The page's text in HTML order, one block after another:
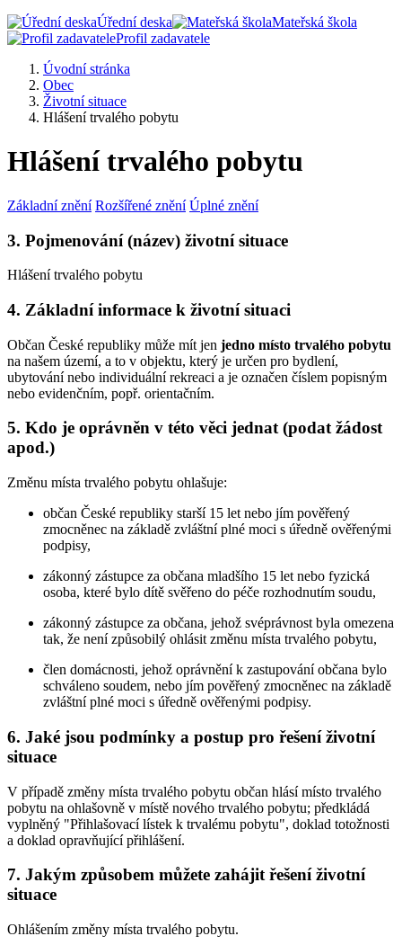
Úřední deska
Mateřská škola
Profil zadavatele
Úvodní stránka
Obec
Životní situace
Hlášení trvalého pobytu
Hlášení trvalého pobytu
Základní znění Rozšířené znění Úplné znění
3. Pojmenování (název) životní situace
Hlášení trvalého pobytu
4. Základní informace k životní situaci
Občan České republiky může mít jen jedno místo trvalého pobytu
na našem území, a to v objektu, který je určen pro bydlení,
ubytování nebo individuální rekreaci a je označen číslem popisným
nebo evidenčním, popř. orientačním.
5. Kdo je oprávněn v této věci jednat (podat žádost
apod.)
Změnu místa trvalého pobytu ohlašuje:
občan České republiky starší 15 let nebo jím pověřený
zmocněnec na základě zvláštní plné moci s úředně ověřenými
podpisy,
zákonný zástupce za občana mladšího 15 let nebo fyzická
osoba, které bylo dítě svěřeno do péče rozhodnutím soudu,
zákonný zástupce za občana, jehož svéprávnost byla omezena
tak, že není způsobilý ohlásit změnu místa trvalého pobytu,
člen domácnosti, jehož oprávnění k zastupování občana bylo
schváleno soudem, nebo jím pověřený zmocněnec na základě
zvláštní plné moci s úředně ověřenými podpisy.
6. Jaké jsou podmínky a postup pro řešení životní
situace
V případě změny místa trvalého pobytu občan hlásí místo trvalého
pobytu na ohlašovně v místě nového trvalého pobytu; předkládá
vyplněný "Přihlašovací lístek k trvalému pobytu", doklad totožnosti
a doklad opravňující přihlášení.
7. Jakým způsobem můžete zahájit řešení životní
situace
Ohlášením změny místa trvalého pobytu.